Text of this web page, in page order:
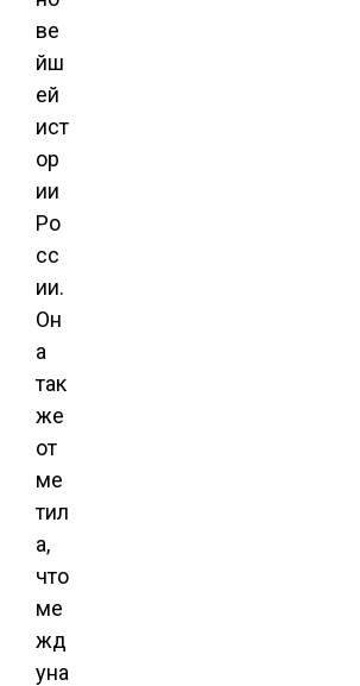
ве
йш
ей
ист
ор
ии
Ро
сс
ии.
Он
а
так
же
от
ме
тил
а,
что
ме
жд
уна